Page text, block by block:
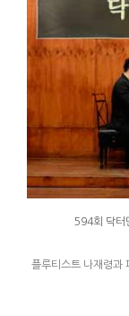
594회 닥터
플루티스트 나재령과